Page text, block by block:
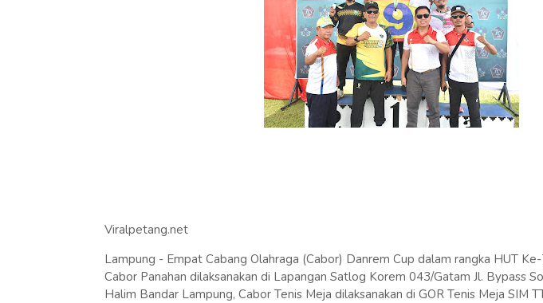
Viralpetang.net
Lampung - Empat Cabang Olahraga (Cabor) Danrem Cup dalam rangka HUT
Cabor Panahan dilaksanakan di Lapangan Satlog Korem 043/Gatam Jl. Bypass
Halim Bandar Lampung, Cabor Tenis Meja dilaksanakan di GOR Tenis Meja SIM